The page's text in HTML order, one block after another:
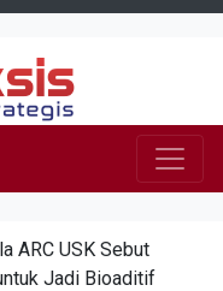
ARC USK Sebut
Jadi Bioaditif